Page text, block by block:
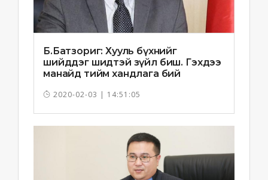
Б.Батзориг: Хууль бүхнийг
шийддэг шидтэй зүйл биш. Гэхдээ
манайд тийм хандлага бий
2020-02-03 | 14:51:05